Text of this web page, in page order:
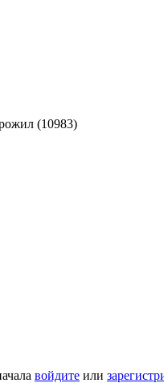
(10983)
войдите или